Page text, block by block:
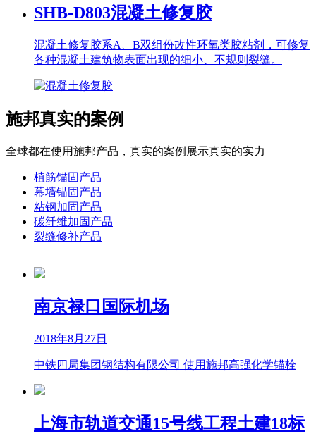
SHB-D803混凝土修复胶
混凝土修复胶系A、B双组份改性环氧类胶粘剂，可修复
各种混凝土建筑物表面出现的细小、不规则裂缝。
施邦真实的案例
全球都在使用施邦产品，真实的案例展示真实的实力
植筋锚固产品
幕墙锚固产品
粘钢加固产品
碳纤维加固产品
裂缝修补产品
南京禄口国际机场
2018年8月27日
中铁四局集团钢结构有限公司 使用施邦高强化学锚栓
上海市轨道交通15号线工程土建18标